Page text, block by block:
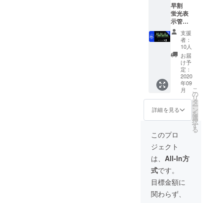
早割
蛍光表
示管置
時計 ２
個 送
料・消
費税込
み 通常
販売価
44,000
円より
29%OF
F
支援
者：
10人
お届
け予
定：
2020
年09
月
詳細を見る
こ
の
リ
タ
ー
ン
を
選
択
す
る
このプロ
ジェクト
は、 All-In方
式です。
目標金額に
関わらず、